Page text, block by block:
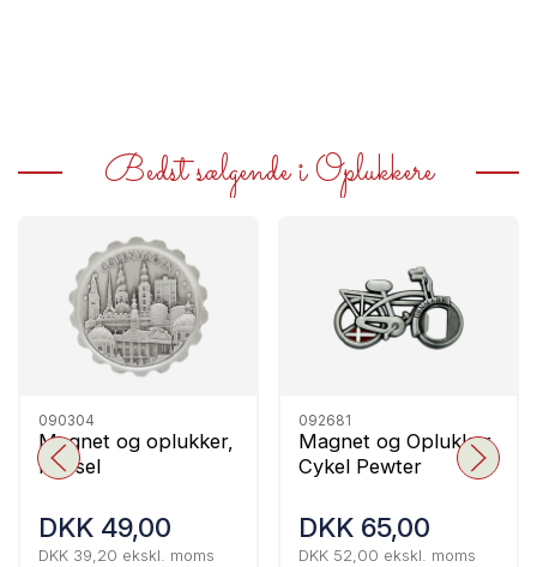
Bedst sælgende i Oplukkere
090304
Magnet og oplukker,
Kapsel
DKK 49,00
DKK 39,20 ekskl. moms
092681
Magnet og Oplukker,
Cykel Pewter
DKK 65,00
DKK 52,00 ekskl. moms